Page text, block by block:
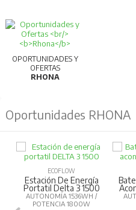
OPORTUNIDADES Y
OFERTAS
RHONA
Oportunidades RHONA
ECOFLOW
Estación De Energía
Portatil Delta 3 1500
AUTONOMÍA 1536WH /
POTENCIA 1800W